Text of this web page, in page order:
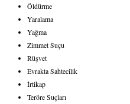
Öldürme
Yaralama
Yağma
Zimmet Suçu
Rüşvet
Evrakta Sahtecilik
İrtikap
Teröre Suçları